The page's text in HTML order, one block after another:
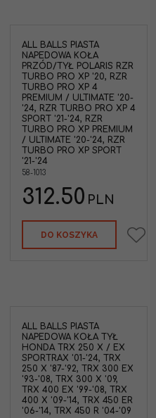
ALL BALLS PIASTA
NAPEDOWA KOŁA
PRZÓD/TYŁ POLARIS RZR
TURBO PRO XP '20, RZR
TURBO PRO XP 4
PREMIUM / ULTIMATE '20-
'24, RZR TURBO PRO XP 4
SPORT '21-'24, RZR
TURBO PRO XP PREMIUM
/ ULTIMATE '20-'24, RZR
TURBO PRO XP SPORT
'21-'24
58-1013
312.50 PLN
DO KOSZYKA
ALL BALLS PIASTA
NAPEDOWA KOŁA TYŁ
HONDA TRX 250 X / EX
SPORTRAX '01-'24, TRX
250 X '87-'92, TRX 300 EX
'93-'08, TRX 300 X '09,
TRX 400 EX '99-'08, TRX
400 X '09-'14, TRX 450 ER
'06-'14, TRX 450 R '04-'09